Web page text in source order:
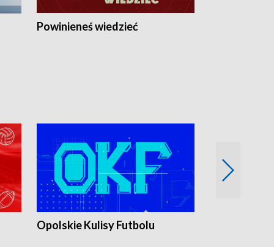
Powinieneś wiedzieć
Opolskie Kulisy Futbolu